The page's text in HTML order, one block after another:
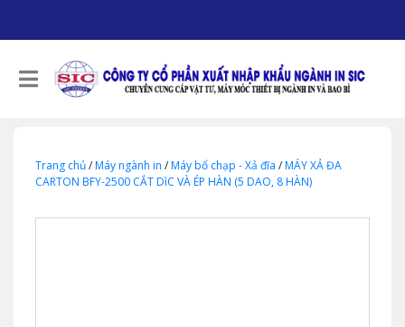
Trang chủ/Máy ngành in /Máy bổ chạp - Xả đĩa /MÁY XẢ ĐA
CARTON BFY-2500 CẮT DìC VÀ ÉP HÀN (5 DAO, 8 HÀN)